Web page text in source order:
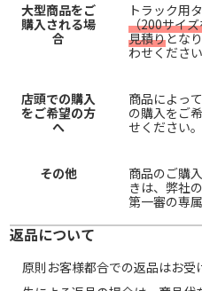
大型商品をご
購入される場
合
トラック用
（200サイ
見積りとな
わせください
店頭での購入
をご希望の方
へ
商品によっ
の購入をご
せください。
その他
商品のご購
きは、弊社
第一審の専
返品について
原則お客様都合での返品はお